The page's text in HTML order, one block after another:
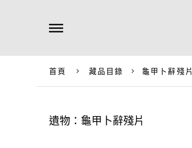
首頁 藏品目錄 龜甲卜辭殘片
遺物：龜甲卜辭殘片